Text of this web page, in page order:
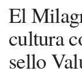
El
cultura
sello